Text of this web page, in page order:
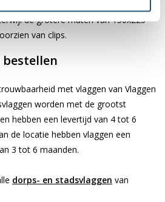
de grotere maten van 150x225
van clips.
bestellen
met vlaggen van Vlaggen
worden met de grootst
hebben een levertijd van 4 tot 6
de locatie hebben vlaggen een
3 tot 6 maanden.
dorps- en stadsvlaggen van